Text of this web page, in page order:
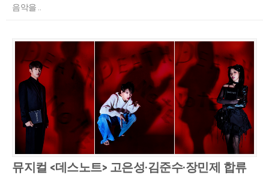
음악을 ..
뮤지컬 <데스노트> 고은성·김준수·장민제 합류